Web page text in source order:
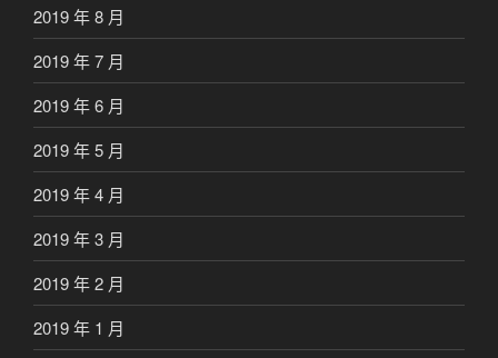
2019 年 8 月
2019 年 7 月
2019 年 6 月
2019 年 5 月
2019 年 4 月
2019 年 3 月
2019 年 2 月
2019 年 1 月